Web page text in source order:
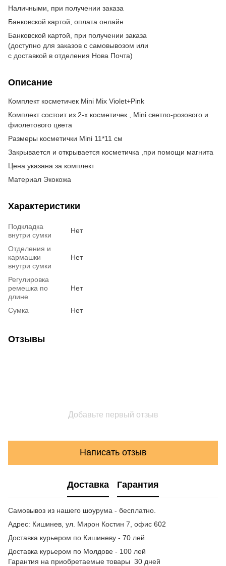
Наличными, при получении заказа
Банковской картой, оплата онлайн
Банковской картой, при получении заказа
(доступно для заказов с самовывозом или
с доставкой в отделения Нова Почта)
Описание
Комплект косметичек Mini Mix Violet+Pink
Комплект состоит из 2-х косметичек , Mini светло-розового и
фиолетового цвета
Размеры косметички Mini 11*11 см
Закрывается и открывается косметичка ,при помощи магнита
Цена указана за комплект
Материал Экокожа
Характеристики
Подкладка
внутри сумки
Нет
Отделения и
кармашки
внутри сумки
Нет
Регулировка
ремешка по
длине
Нет
Сумка Нет
Отзывы
Добавьте первый отзыв
Написать отзыв
Доставка Гарантия
Самовывоз из нашего шоурума - бесплатно.
Адрес: Кишинев, ул. Мирон Костин 7, офис 602
Доставка курьером по Кишиневу - 70 лей
Доставка курьером по Молдове - 100 лей
Гарантия на приобретаемые товары 30 дней